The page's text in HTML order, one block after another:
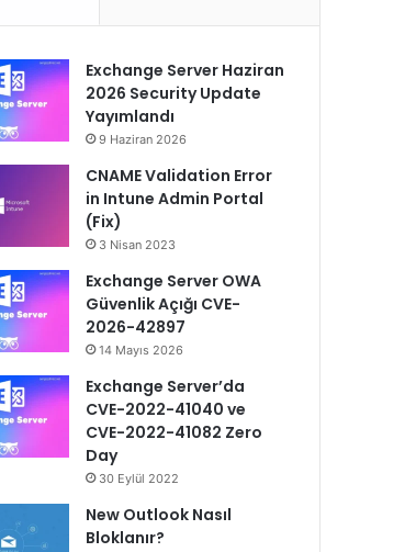
Exchange Server Haziran
2026 Security Update
Yayımlandı
9 Haziran 2026
CNAME Validation Error
in Intune Admin Portal
(Fix)
3 Nisan 2023
Exchange Server OWA
Güvenlik Açığı CVE-
2026-42897
14 Mayıs 2026
Exchange Server’da
CVE-2022-41040 ve
CVE-2022-41082 Zero
Day
30 Eylül 2022
New Outlook Nasıl
Bloklanır?